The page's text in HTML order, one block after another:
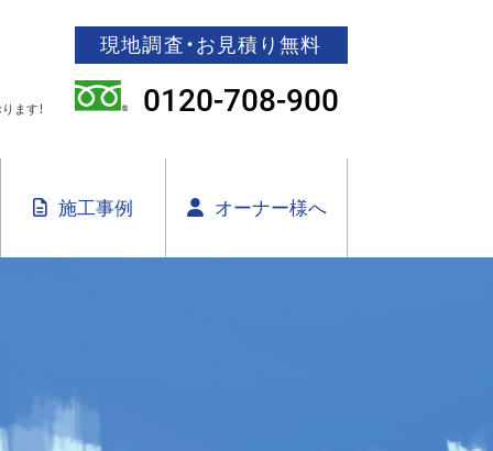
ます！
現地調査・お見積り無料
0120-708-900
施工事例 オーナー様へ